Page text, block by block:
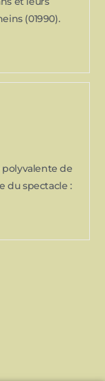
(01990).
polyvalente de
du spectacle :